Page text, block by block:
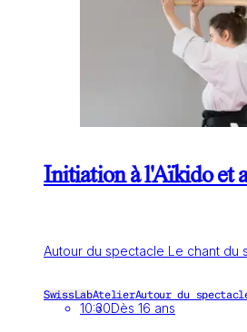
Initiation à l'Aïkido et
Autour du spectacle Le chant du
SwissLabAtelierAutour du
10:30Dès 16 ans